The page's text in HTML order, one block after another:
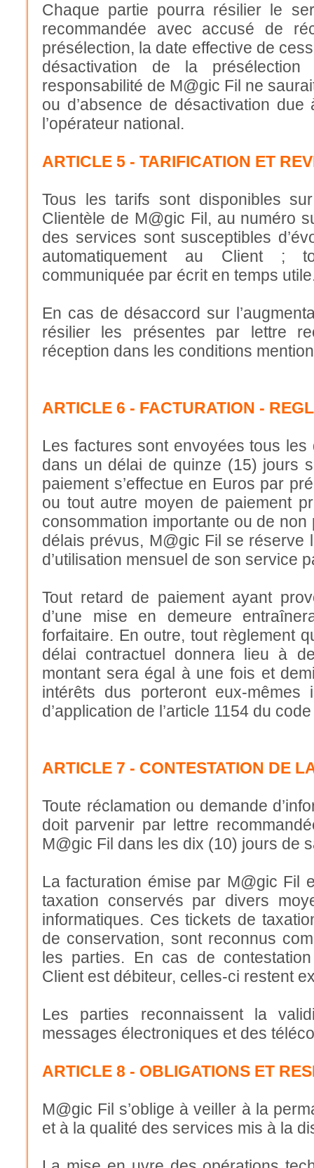
Chaque partie pourra résilier le
recommandée avec accusé de
présélection, la date effective de
désactivation de la présélection
responsabilité de M@gic Fil ne
ou d’absence de désactivation
l’opérateur national.
ARTICLE 5 - TARIFICATION ET
Tous les tarifs sont disponibles
Clientèle de M@gic Fil, au numéro
des services sont susceptibles
automatiquement au Client ;
communiquée par écrit en temps
En cas de désaccord sur
résilier les présentes par lettre
réception dans les conditions
ARTICLE 6 - FACTURATION -
Les factures sont envoyées tous
dans un délai de quinze (15) jours
paiement s’effectue en Euros par
ou tout autre moyen de paiement
consommation importante ou de
délais prévus, M@gic Fil se réserve
d’utilisation mensuel de son service
Tout retard de paiement ayant
d’une mise en demeure
forfaitaire. En outre, tout règlement
délai contractuel donnera lieu à
montant sera égal à une fois et
intérêts dus porteront eux-mêmes
d’application de l’article 1154 du
ARTICLE 7 - CONTESTATION DE
Toute réclamation ou demande
doit parvenir par lettre
M@gic Fil dans les dix (10) jours de
La facturation émise par M@gic Fil
taxation conservés par divers
informatiques. Ces tickets de
de conservation, sont reconnus
les parties. En cas de
Client est débiteur, celles-ci restent
Les parties reconnaissent la
messages électroniques et des
ARTICLE 8 - OBLIGATIONS ET
M@gic Fil s’oblige à veiller à la
et à la qualité des services mis à la